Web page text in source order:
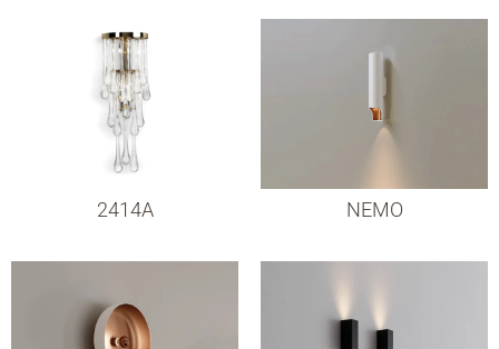
2414A NEMO